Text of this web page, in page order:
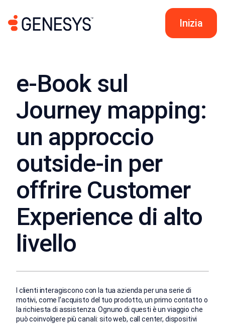
Inizia
e-Book sul
Journey mapping:
un approccio
outside-in per
offrire Customer
Experience di alto
livello
I clienti interagiscono con la tua azienda per una serie di
motivi, come l’acquisto del tuo prodotto, un primo contatto o
la richiesta di assistenza. Ognuno di questi è un viaggio che
può coinvolgere più canali: sito web, call center, dispositivi